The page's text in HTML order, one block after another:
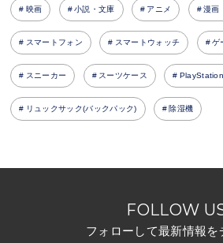
映画 小説・文庫 アニメ 漫画
スマートフォン スマートウォッチ ゲ
スニーカー スーツケース
リュックサック(バックパック) 除湿機
FOLLOW
フォローして最新情報を